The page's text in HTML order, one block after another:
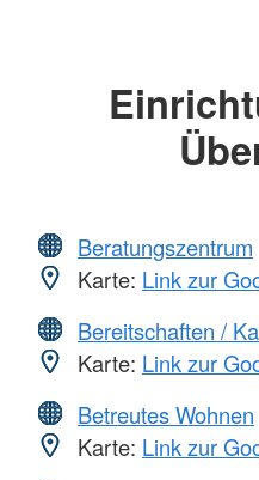
Beratungszentrum
Karte: Link zur
Bereitschaften /
Karte: Link zur
Betreutes Wohnen
Karte: Link zur